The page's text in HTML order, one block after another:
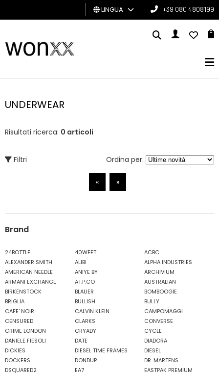
UOMO
CARD
LINGUA +39 080 4808199
UNDERWEAR
Risultati ricerca: 0 articoli
Filtri Ordina per:
« »
Brand
24BOTTLE 40WEFT
ACBC
ALEXANDER SMITH
ALIBI
ALPHA INDUSTRIES
AMERICAN NEEDLE
ANIYE BY
ARCHIVIUM
ARMANI EXCHANGE
AT.P.CO
AUSTRALIAN
BIRKENSTOCK
BLAUER
BOMBOOGIE
BRIGLIA
BULLISH
BULLY
CAFE' NOIR
CALVIN KLEIN
CAMPOMAGGI
CENSURED
CLARKS
CONVERSE
CRIME LONDON
CRYADY
CYCLE
DANIELE FIESOLI
DATE
DIADORA
DICKIES
DIESEL TIME FRAMES
DIESEL
DOCKERS
DONDUP
DR. MARTENS
DSQUARED2
EA7
EASTPAK PREMIUM